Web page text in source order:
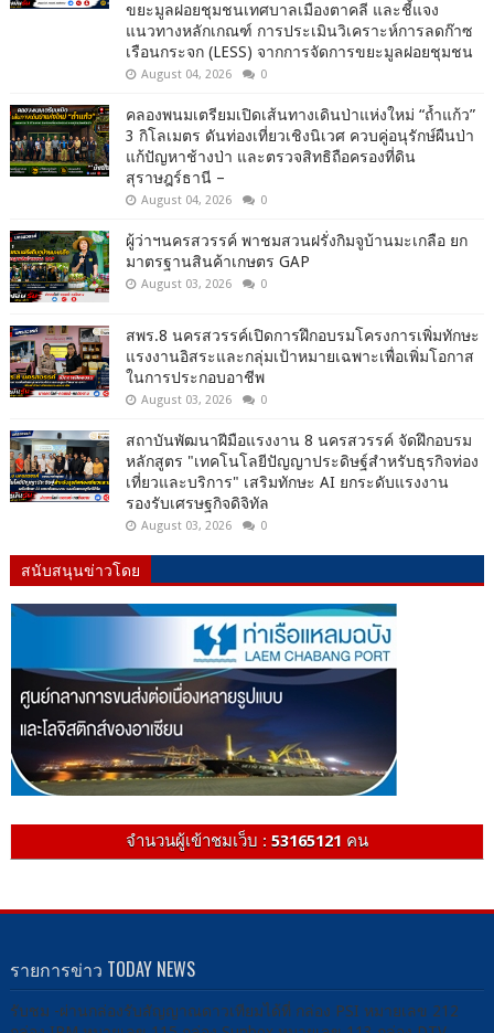
ขยะมูลฝอยชุมชนเทศบาลเมืองตาคลี และชี้แจง
แนวทางหลักเกณฑ์ การประเมินวิเคราะห์การลดก๊าซ
เรือนกระจก (LESS) จากการจัดการขยะมูลฝอยชุมชน
August 04, 2026 0
คลองพนมเตรียมเปิดเส้นทางเดินป่าแห่งใหม่ “ถ้ำแก้ว”
3 กิโลเมตร ดันท่องเที่ยวเชิงนิเวศ ควบคู่อนุรักษ์ผืนป่า
แก้ปัญหาช้างป่า และตรวจสิทธิถือครองที่ดิน
สุราษฎร์ธานี –
August 04, 2026 0
ผู้ว่าฯนครสวรรค์ พาชมสวนฝรั่งกิมจูบ้านมะเกลือ ยก
มาตรฐานสินค้าเกษตร GAP
August 03, 2026 0
สพร.8 นครสวรรค์เปิดการฝึกอบรมโครงการเพิ่มทักษะ
แรงงานอิสระและกลุ่มเป้าหมายเฉพาะเพื่อเพิ่มโอกาส
ในการประกอบอาชีพ
August 03, 2026 0
สถาบันพัฒนาฝีมือแรงงาน 8 นครสวรรค์ จัดฝึกอบรม
หลักสูตร "เทคโนโลยีปัญญาประดิษฐ์สำหรับธุรกิจท่อง
เที่ยวและบริการ" เสริมทักษะ AI ยกระดับแรงงาน
รองรับเศรษฐกิจดิจิทัล
August 03, 2026 0
สนับสนุนข่าวโดย
จำนวนผู้เข้าชมเว็บ : 53165121 คน
รายการข่าว TODAY NEWS
รับชม -ผ่านกล่องรับสัญญาณดาวเทียมได้ที่ กล่อง PSI หมายเลข 212